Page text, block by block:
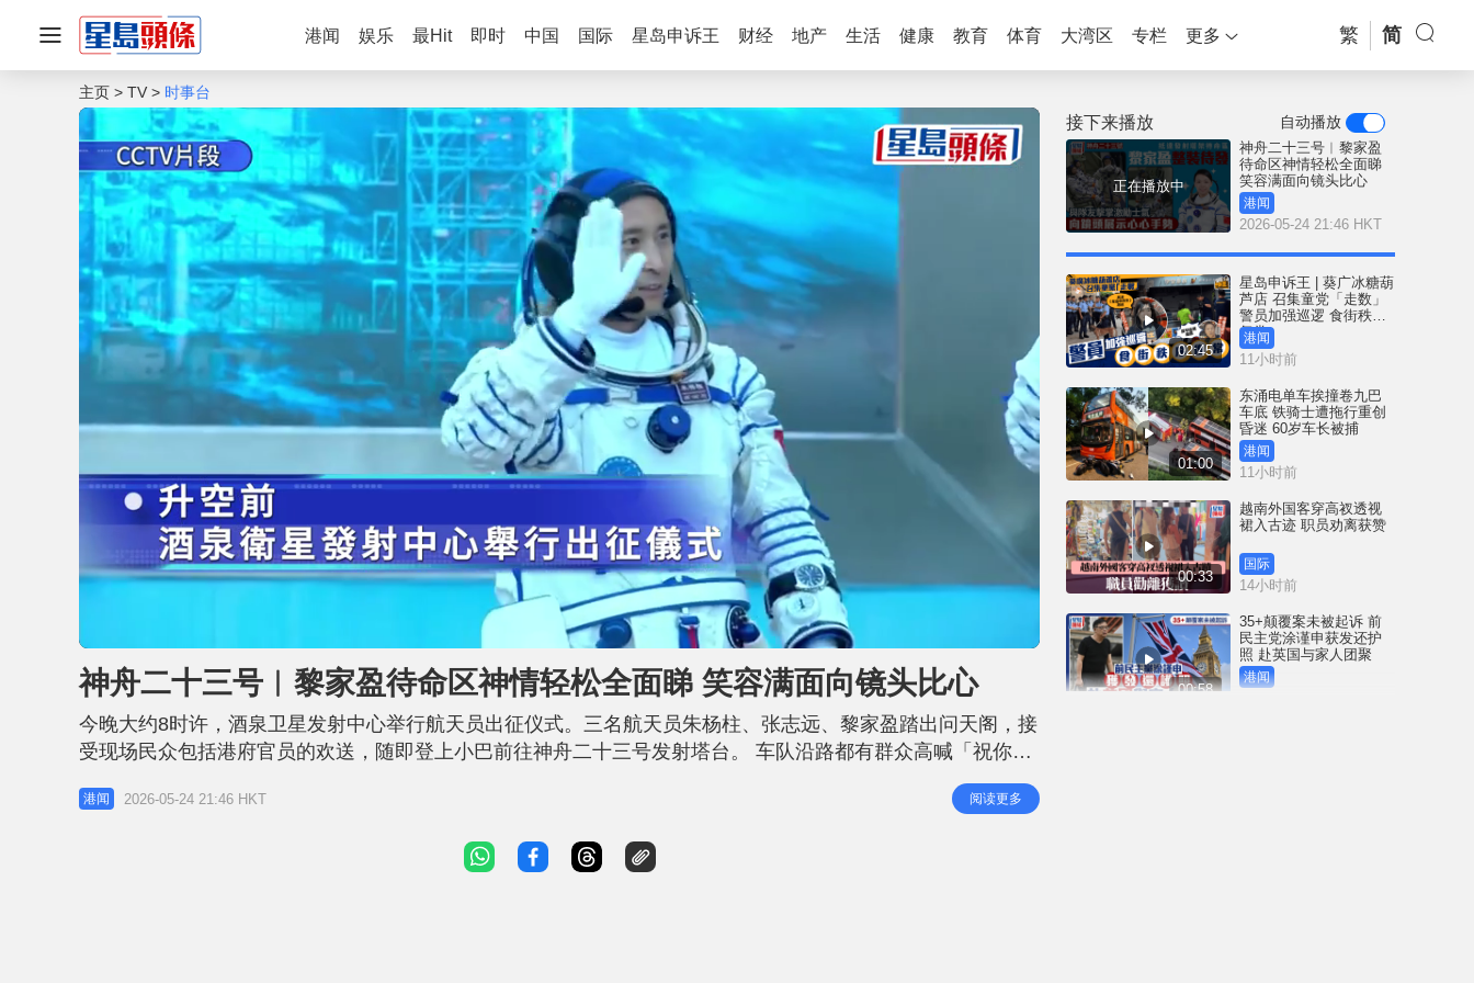
港闻 娱乐 最Hit 即时 中国 国际 星岛申诉王 财经 地产 生活 健康 教育 体育 大湾区 专栏 更多 繁 简
主页 TV 时事台
n
u
e
o
4
.
1
5
神舟二十三号︱黎家盈待命区神情轻松全面睇 笑容满面向镜头比心
今晚大约8时许，酒泉卫星发射中心举行航天员出征仪式。三名航天员朱杨柱、张志远、黎家盈踏出问天阁，接
受现场民众包括港府官员的欢送，随即登上小巴前往神舟二十三号发射塔台。 车队沿路都有群众高喊「祝你们
成功，等你们凯旋，向航天员致敬」，其中路段更有舞龙舞狮为各人送行打气。 相关新闻：神舟二十三号蓄势
待发 港产太空人黎家盈向送行群众挥手 车队抵达发射塔架后，朱张两名太空人分别喊出「怀着使命勇担当」、
港闻 2026-05-24 21:46 HKT 阅读更多
接下来播放 自动播放
正在播放中
神舟二十三号︱黎家盈
待命区神情轻松全面睇
笑容满面向镜头比心
港闻
2026-05-24 21:46 HKT
02:45
星岛申诉王 | 葵广冰糖葫
芦店 召集童党「走数」
警员加强巡逻 食街秩序
复常
港闻
11小时前
01:00
东涌电单车挨撞卷九巴
车底 铁骑士遭拖行重创
昏迷 60岁车长被捕
港闻
11小时前
00:33
越南外国客穿高衩透视
裙入古迹 职员劝离获赞
国际
14小时前
00:58
35+颠覆案未被起诉 前
民主党涂谨申获发还护
照 赴英国与家人团聚
港闻